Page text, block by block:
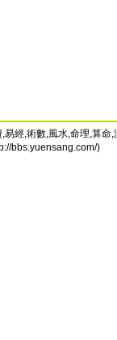
經,術數,風水,命理,算
bbs.yuensang.com/)